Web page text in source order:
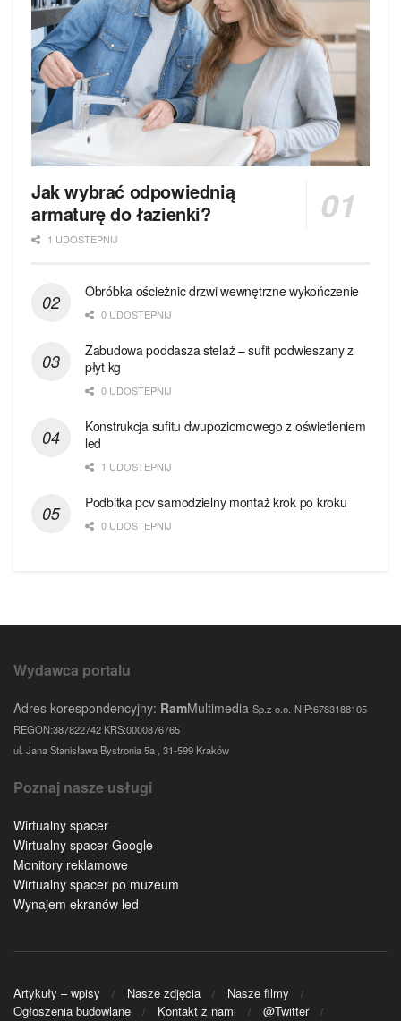
Jak wybrać odpowiednią
armaturę do łazienki?
1 UDOSTEPNIJ
Obróbka ościeżnic drzwi wewnętrzne wykończenie
0 UDOSTEPNIJ
Zabudowa poddasza stelaż – sufit podwieszany z
płyt kg
0 UDOSTEPNIJ
Konstrukcja sufitu dwupoziomowego z oświetleniem
led
1 UDOSTEPNIJ
Podbitka pcv samodzielny montaż krok po kroku
0 UDOSTEPNIJ
Wydawca portalu
Adres korespondencyjny: RamMultimedia Sp.z o.o. NIP:6783188105
REGON:387822742 KRS:0000876765
ul. Jana Stanisława Bystronia 5a , 31-599 Kraków
Poznaj nasze usługi
Wirtualny spacer
Wirtualny spacer Google
Monitory reklamowe
Wirtualny spacer po muzeum
Wynajem ekranów led
Artykuły – wpisy Nasze zdjęcia
Nasze filmy
Ogłoszenia budowlane
Kontakt z nami
@Twitter